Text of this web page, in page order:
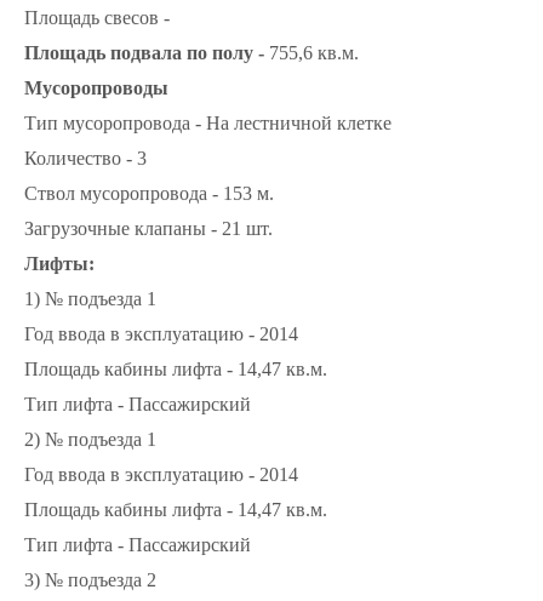
Площадь свесов -
Площадь подвала по полу - 755,6 кв.м.
Мусоропроводы
Тип мусоропровода - На лестничной клетке
Количество - 3
Ствол мусоропровода - 153 м.
Загрузочные клапаны - 21 шт.
Лифты:
1) № подъезда 1
Год ввода в эксплуатацию - 2014
Площадь кабины лифта - 14,47 кв.м.
Тип лифта - Пассажирский
2) № подъезда 1
Год ввода в эксплуатацию - 2014
Площадь кабины лифта - 14,47 кв.м.
Тип лифта - Пассажирский
3) № подъезда 2